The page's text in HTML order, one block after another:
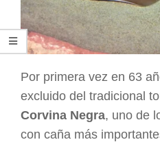
Por primera vez en 63
excluido del tradicional
Corvina Negra, uno de
con caña más